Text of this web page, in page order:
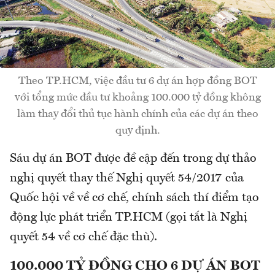
Theo TP.HCM, việc đầu tư 6 dự án hợp đồng BOT
với tổng mức đầu tư khoảng 100.000 tỷ đồng không
làm thay đổi thủ tục hành chính của các dự án theo
quy định.
Sáu dự án BOT được đề cập đến trong dự thảo
nghị quyết thay thế Nghị quyết 54/2017 của
Quốc hội về về cơ chế, chính sách thí điểm tạo
động lực phát triển TP.HCM (gọi tắt là Nghị
quyết 54 về cơ chế đặc thù).
100.000 TỶ ĐỒNG CHO 6 DỰ ÁN BOT